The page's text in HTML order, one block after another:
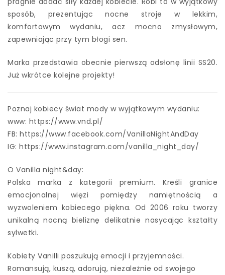
sposób, prezentując nocne stroje w lekkim,
komfortowym wydaniu, acz mocno zmysłowym,
zapewniając przy tym błogi sen.
Marka przedstawia obecnie pierwszą odsłonę linii SS20.
Już wkrótce kolejne projekty!
Poznaj kobiecy świat mody w wyjątkowym wydaniu:
www: https://www.vnd.pl/
FB: https://www.facebook.com/VanillaNightAndDay
IG: https://www.instagram.com/vanilla_night_day/
O Vanilla night&day:
Polska marka z kategorii premium. Kreśli granice
emocjonalnej więzi pomiędzy namiętnością a
wyzwoleniem kobiecego piękna. Od 2006 roku tworzy
unikalną nocną bieliznę delikatnie nasycając kształty
sylwetki.
Kobiety Vanilli poszukują emocji i przyjemności.
Romansują, kuszą, adorują, niezależnie od swojego